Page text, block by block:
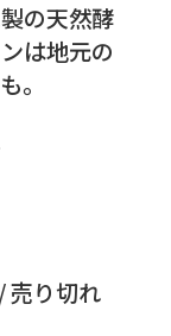
の天然酵
は地元の
。
売り切れ